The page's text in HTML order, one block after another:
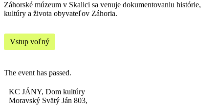
Záhorské múzeum v Skalici sa venuje dokumentovaniu histórie,
kultúry a života obyvateľov Záhoria.
Vstup voľný
The event has passed.
KC JÁNY, Dom kultúry
Moravský Svätý Ján 803,